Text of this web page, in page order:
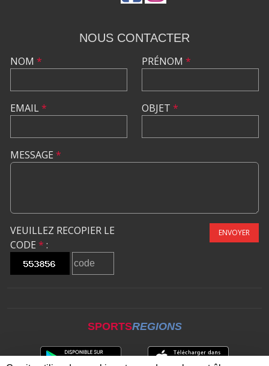
NOUS CONTACTER
NOM *
EMAIL*
PRÉNOM *
OBJET *
MESSAGE *
VEUILLEZ RECOPIER LE
CODE * :
ENVOYER
SPORTSREGIONS